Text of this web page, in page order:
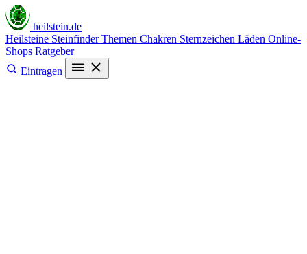
heilstein.de
Heilsteine SteinfinderThemen Chakren Sternzeichen Läden Online-
Shops Ratgeber
Eintragen